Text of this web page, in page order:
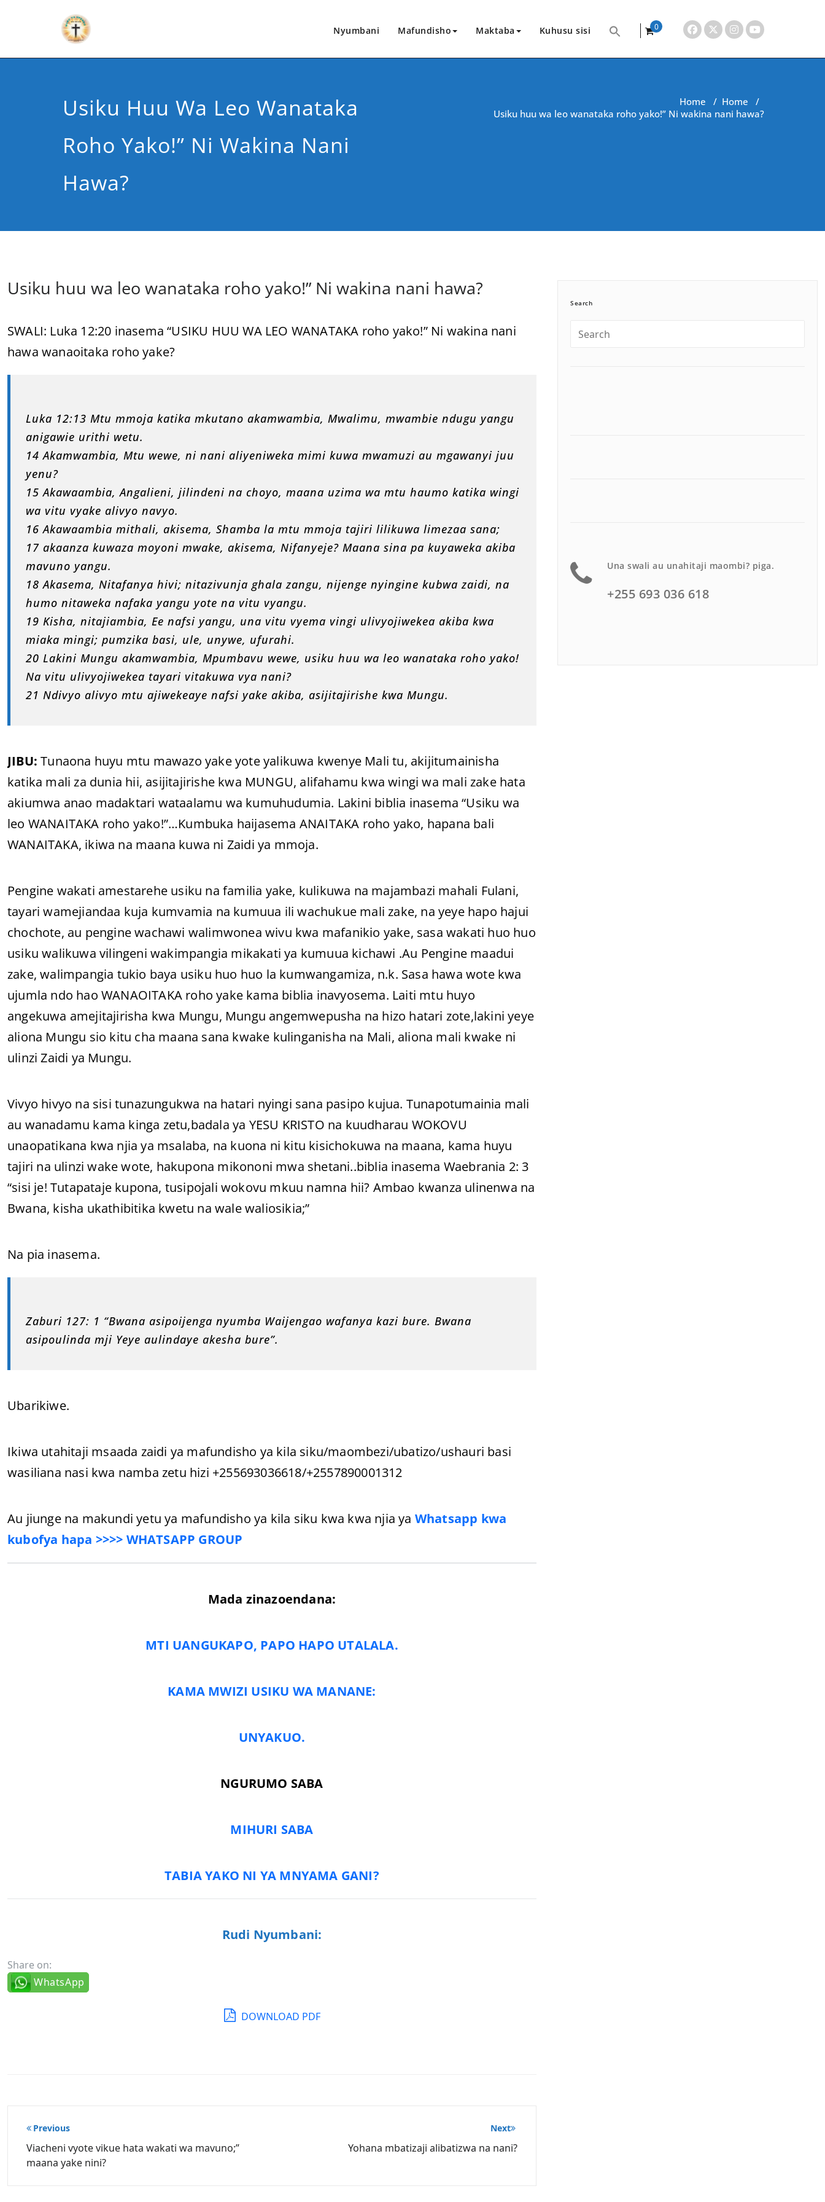
Nyumbani Mafundisho Maktaba Kuhusu sisi
0
Usiku Huu Wa Leo Wanataka
Roho Yako!” Ni Wakina Nani
Hawa?
Home / Home /
Usiku huu wa leo wanataka roho yako!” Ni wakina nani hawa?
Usiku huu wa leo wanataka roho yako!” Ni wakina nani hawa?
SWALI: Luka 12:20 inasema “USIKU HUU WA LEO WANATAKA roho yako!” Ni wakina nani
hawa wanaoitaka roho yake?
Luka 12:13 Mtu mmoja katika mkutano akamwambia, Mwalimu, mwambie ndugu yangu
anigawie urithi wetu.
14 Akamwambia, Mtu wewe, ni nani aliyeniweka mimi kuwa mwamuzi au mgawanyi juu
yenu?
15 Akawaambia, Angalieni, jilindeni na choyo, maana uzima wa mtu haumo katika wingi
wa vitu vyake alivyo navyo.
16 Akawaambia mithali, akisema, Shamba la mtu mmoja tajiri lilikuwa limezaa sana;
17 akaanza kuwaza moyoni mwake, akisema, Nifanyeje? Maana sina pa kuyaweka akiba
mavuno yangu.
18 Akasema, Nitafanya hivi; nitazivunja ghala zangu, nijenge nyingine kubwa zaidi, na
humo nitaweka nafaka yangu yote na vitu vyangu.
19 Kisha, nitajiambia, Ee nafsi yangu, una vitu vyema vingi ulivyojiwekea akiba kwa
miaka mingi; pumzika basi, ule, unywe, ufurahi.
20 Lakini Mungu akamwambia, Mpumbavu wewe, usiku huu wa leo wanataka roho yako!
Na vitu ulivyojiwekea tayari vitakuwa vya nani?
21 Ndivyo alivyo mtu ajiwekeaye nafsi yake akiba, asijitajirishe kwa Mungu.
JIBU:Tunaona huyu mtu mawazo yake yote yalikuwa kwenye Mali tu, akijitumainisha
katika mali za dunia hii, asijitajirishe kwa MUNGU, alifahamu kwa wingi wa mali zake hata
akiumwa anao madaktari wataalamu wa kumuhudumia. Lakini biblia inasema “Usiku wa
leo WANAITAKA roho yako!”…Kumbuka haijasema ANAITAKA roho yako, hapana bali
WANAITAKA, ikiwa na maana kuwa ni Zaidi ya mmoja.
Pengine wakati amestarehe usiku na familia yake, kulikuwa na majambazi mahali Fulani,
tayari wamejiandaa kuja kumvamia na kumuua ili wachukue mali zake, na yeye hapo hajui
chochote, au pengine wachawi walimwonea wivu kwa mafanikio yake, sasa wakati huo huo
usiku walikuwa vilingeni wakimpangia mikakati ya kumuua kichawi .Au Pengine maadui
zake, walimpangia tukio baya usiku huo huo la kumwangamiza, n.k. Sasa hawa wote kwa
ujumla ndo hao WANAOITAKA roho yake kama biblia inavyosema. Laiti mtu huyo
angekuwa amejitajirisha kwa Mungu, Mungu angemwepusha na hizo hatari zote,lakini yeye
aliona Mungu sio kitu cha maana sana kwake kulinganisha na Mali, aliona mali kwake ni
ulinzi Zaidi ya Mungu.
Vivyo hivyo na sisi tunazungukwa na hatari nyingi sana pasipo kujua. Tunapotumainia mali
au wanadamu kama kinga zetu,badala ya YESU KRISTO na kuudharau WOKOVU
unaopatikana kwa njia ya msalaba, na kuona ni kitu kisichokuwa na maana, kama huyu
tajiri na ulinzi wake wote, hakupona mikononi mwa shetani..biblia inasema Waebrania 2: 3
“sisi je! Tutapataje kupona, tusipojali wokovu mkuu namna hii? Ambao kwanza ulinenwa na
Bwana, kisha ukathibitika kwetu na wale waliosikia;”
Na pia inasema.
Zaburi 127: 1 “Bwana asipoijenga nyumba Waijengao wafanya kazi bure. Bwana
asipoulinda mji Yeye aulindaye akesha bure”.
Ubarikiwe.
Ikiwa utahitaji msaada zaidi ya mafundisho ya kila siku/maombezi/ubatizo/ushauri basi
wasiliana nasi kwa namba zetu hizi +255693036618/+2557890001312
Au jiunge na makundi yetu ya mafundisho ya kila siku kwa kwa njia ya Whatsapp kwa
kubofya hapa >>>> WHATSAPP GROUP
Mada zinazoendana:
MTI UANGUKAPO, PAPO HAPO UTALALA.
KAMA MWIZI USIKU WA MANANE:
UNYAKUO.
NGURUMO SABA
MIHURI SABA
TABIA YAKO NI YA MNYAMA GANI?
Rudi Nyumbani:
Share on:
WhatsApp
DOWNLOAD PDF
Post
navigation
Previous
Viacheni vyote vikue hata wakati wa mavuno;”
maana yake nini?
Next
Yohana mbatizaji alibatizwa na nani?
Search
Una swali au unahitaji maombi? piga.
+255 693 036 618